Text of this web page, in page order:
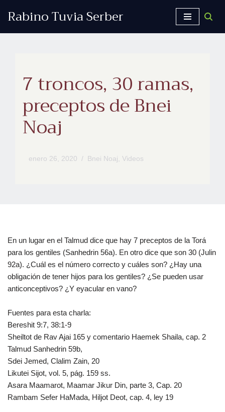
Rabino Tuvia Serber
7 troncos, 30 ramas,
preceptos de Bnei
Noaj
enero 26, 2020 Bnei Noaj, Videos
En un lugar en el Talmud dice que hay 7 preceptos de la Torá
para los gentiles (Sanhedrin 56a). En otro dice que son 30 (Julin
92a). ¿Cuál es el número correcto y cuáles son? ¿Hay una
obligación de tener hijos para los gentiles? ¿Se pueden usar
anticonceptivos? ¿Y eyacular en vano?
Fuentes para esta charla:
Bereshit 9:7, 38:1-9
Sheiltot de Rav Ajai 165 y comentario Haemek Shaila, cap. 2
Talmud Sanhedrin 59b,
Sdei Jemed, Clalim Zain, 20
Likutei Sijot, vol. 5, pág. 159 ss.
Asara Maamarot, Maamar Jikur Din, parte 3, Cap. 20
Rambam Sefer HaMada, Hiljot Deot, cap. 4, ley 19